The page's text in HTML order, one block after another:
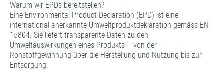
Warum wir EPDs bereitstellen?
Eine Environmental Product Declaration (EPD) ist eine
international anerkannte Umweltproduktdeklaration gemäss EN
15804. Sie liefert transparente Daten zu den
Umweltauswirkungen eines Produkts – von der
Rohstoffgewinnung über die Herstellung und Nutzung bis zur
Entsorgung.